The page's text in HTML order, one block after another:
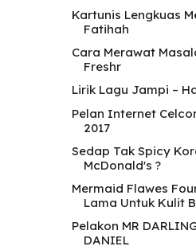
Kartunis Lengkuas
Fatihah
Cara Merawat
Freshr
Lirik Lagu Jampi –
Pelan Internet
2017
Sedap Tak Spicy
McDonald's ?
Mermaid Flawes
Lama Untuk Kulit
Pelakon MR
DANIEL